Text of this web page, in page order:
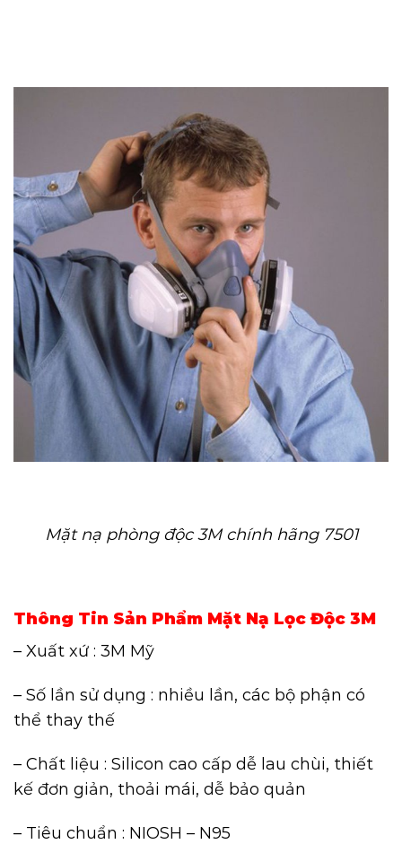
Mặt nạ phòng độc 3M chính hãng 7501
Thông Tin Sản Phẩm Mặt Nạ Lọc Độc 3M
– Xuất xứ : 3M Mỹ
– Số lần sử dụng : nhiều lần, các bộ phận có
thể thay thế
– Chất liệu : Silicon cao cấp dễ lau chùi, thiết
kế đơn giản, thoải mái, dễ bảo quản
– Tiêu chuẩn : NIOSH – N95